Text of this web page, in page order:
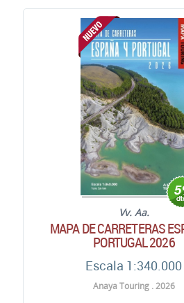
Vv. Aa.
MAPA DE CARRETERAS
PORTUGAL 2026
Escala 1:340.000
Anaya Touring . 2026